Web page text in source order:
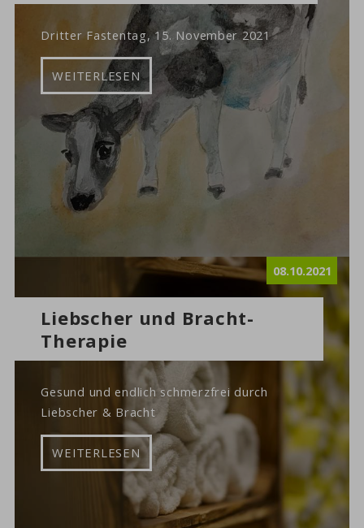
Dritter Fastentag, 15. November 2021
WEITERLESEN
08.10.2021
Liebscher und Bracht-
Therapie
Gesund und endlich schmerzfrei durch
Liebscher & Bracht
WEITERLESEN